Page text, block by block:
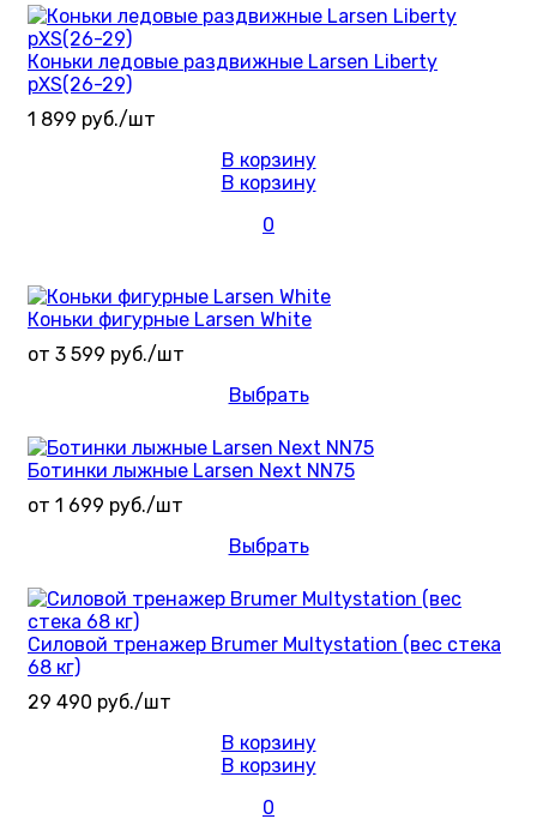
Коньки ледовые раздвижные Larsen Liberty
рXS(26-29)
1 899 руб./шт
В корзину
В корзину
0
Коньки фигурные Larsen White
от 3 599 руб./шт
Выбрать
Ботинки лыжные Larsen Next NN75
от 1 699 руб./шт
Выбрать
Силовой тренажер Brumer Multystation (вес стека
68 кг)
29 490 руб./шт
В корзину
В корзину
0